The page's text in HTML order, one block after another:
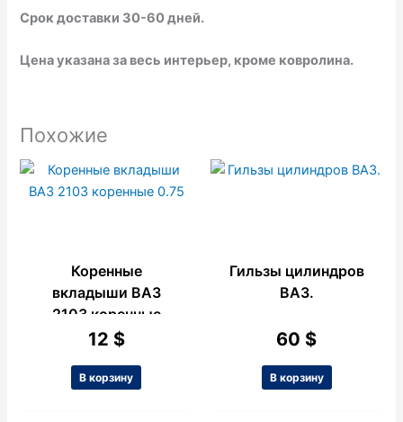
Срок доставки 30-60 дней.
Цена указана за весь интерьер, кроме ковролина.
Похожие
Коренные
вкладыши ВАЗ
2103 коренные
0.75
12 $
В корзину
Гильзы цилиндров
ВАЗ.
60 $
В корзину